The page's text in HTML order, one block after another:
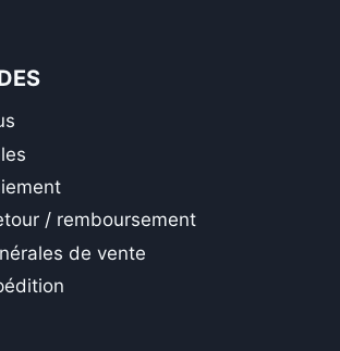
/ remboursement
de vente